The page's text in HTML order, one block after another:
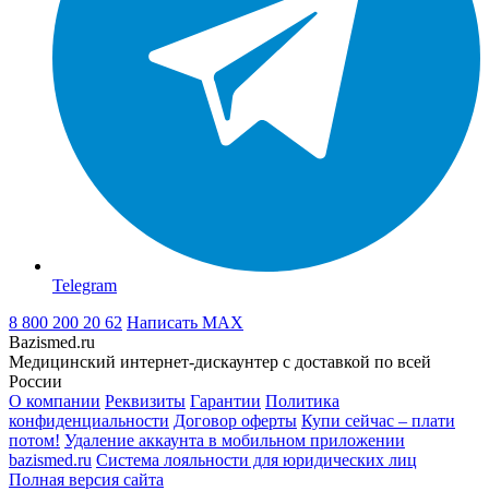
Telegram
8 800 200 20 62 Написать MAX
Bazismed.ru
Медицинский интернет-дискаунтер с доставкой по всей
России
О компании Реквизиты Гарантии Политика
конфиденциальности Договор оферты Купи сейчас – плати
потом! Удаление аккаунта в мобильном приложении
bazismed.ru Система лояльности для юридических лиц
Полная версия сайта